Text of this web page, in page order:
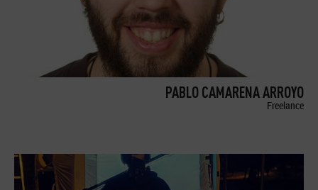
PABLO CAMARENA ARROYO
Freelance